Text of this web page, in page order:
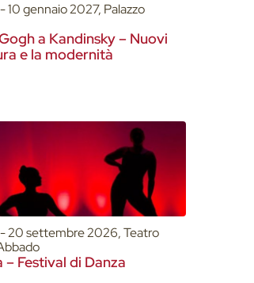
gennaio 2027, Palazzo
a Kandinsky – Nuovi
e la modernità
20 settembre 2026, Teatro
– Festival di Danza